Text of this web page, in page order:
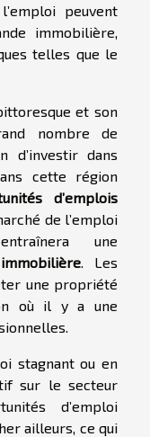
peuvent
immobilière,
telles que le
et son
nombre de
d’investir dans
cette région
d’emplois
de l’emploi
une
. Les
une propriété
où il y a une
stagnant ou en
sur le secteur
d’emploi
ailleurs, ce qui